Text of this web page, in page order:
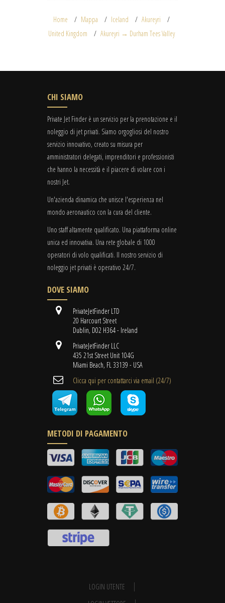
Home Mappa Iceland
Akureyri
United Kingdom
Akureyri → Durham Tees Valley
CHI SIAMO
Private Jet Finder è un servizio per la prenotazione e il
noleggio di jet privati. Siamo orgogliosi del nostro
servizio innovativo, creato su misura per
amministratori delegati, imprenditori e professionisti
che hanno la necessità e il piacere di volare con i
nostri Jet.
Un'azienda dinamica che unisce l'esperienza nel
mondo aeronautico con la cura del cliente.
Uno staff altamente qualificato. Una piattaforma online
unica ed innovativa. Una rete globale di 1000
operatori di volo qualificati. Il nostro servizio di
noleggio jet privati è operativo 24/7.
DOVE SIAMO
PrivateJetFinder LTD
20 Harcourt Street
Dublin, D02 H364 - Ireland
PrivateJetFinder LLC
435 21st Street Unit 104G
Miami Beach, FL 33139 - USA
Clicca qui per contattarci via email (24/7)
METODI DI PAGAMENTO
LOGIN UTENTE